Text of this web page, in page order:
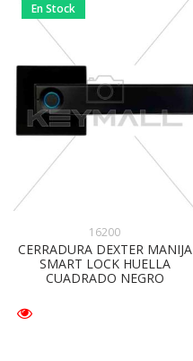
En Stock
16200
CERRADURA DEXTER MANIJA
SMART LOCK HUELLA
CUADRADO NEGRO